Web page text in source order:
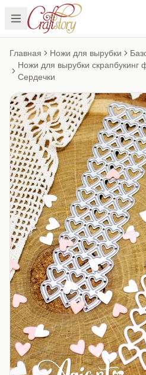
Главная Ножи для вырубки
Ножи для вырубки
Сердечки